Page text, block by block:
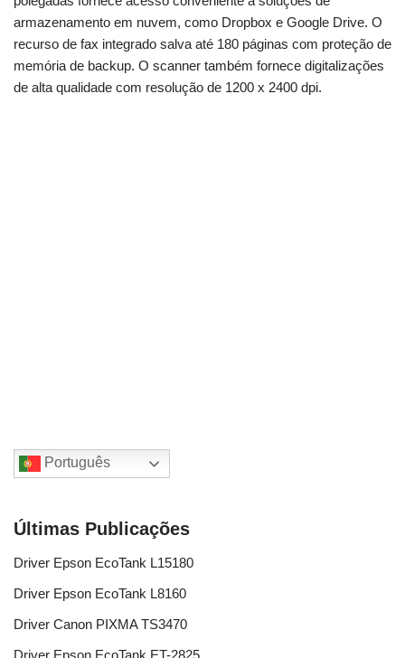
armazenamento em nuvem, como Dropbox e Google Drive. O
recurso de fax integrado salva até 180 páginas com proteção de
memória de backup. O scanner também fornece digitalizações
de alta qualidade com resolução de 1200 x 2400 dpi.
Português
Últimas Publicações
Driver Epson EcoTank L15180
Driver Epson EcoTank L8160
Driver Canon PIXMA TS3470